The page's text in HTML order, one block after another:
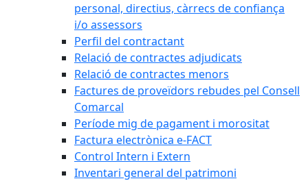
personal, directius, càrrecs de confiança
i/o assessors
Perfil del contractant
Relació de contractes adjudicats
Relació de contractes menors
Factures de proveïdors rebudes pel Consell
Comarcal
Període mig de pagament i morositat
Factura electrònica e-FACT
Control Intern i Extern
Inventari general del patrimoni